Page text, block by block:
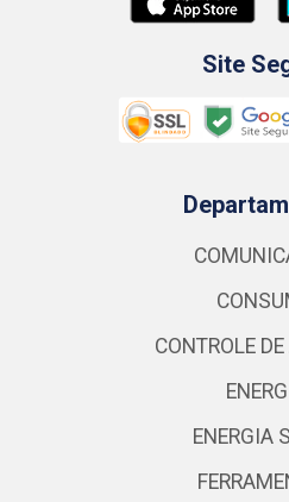
Site
CONTROLE
ENERGIA